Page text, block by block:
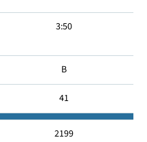
3:50
B
41
2199